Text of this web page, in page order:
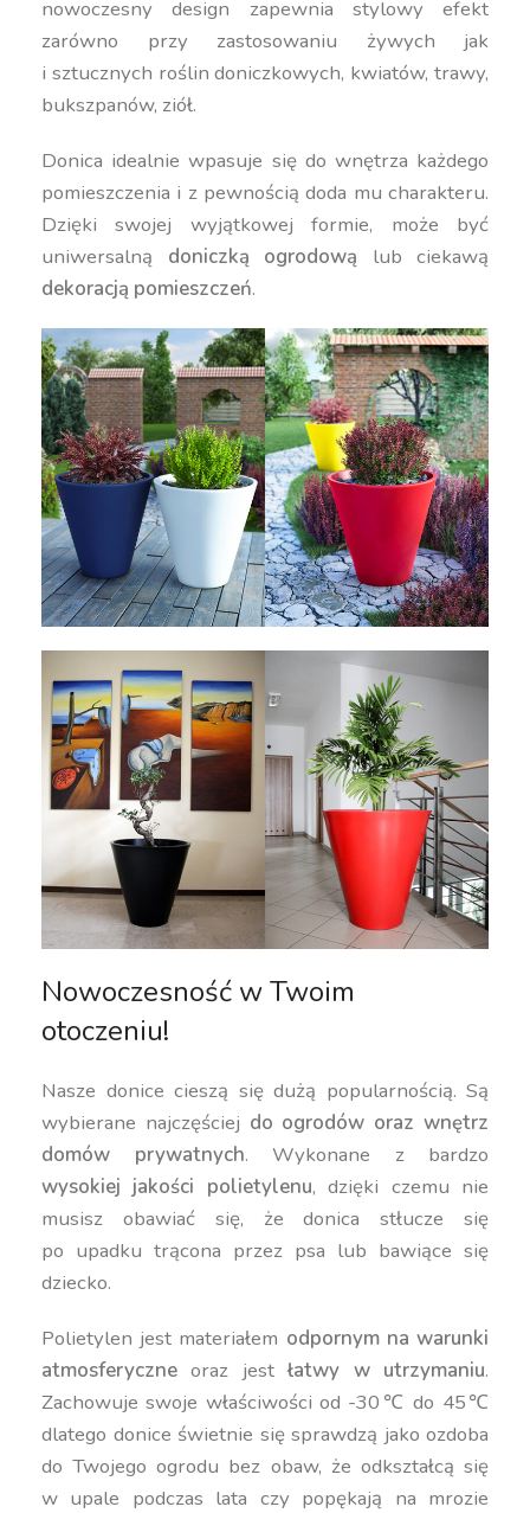
nowoczesny design zapewnia stylowy efekt
zarówno przy zastosowaniu żywych jak
i sztucznych roślin doniczkowych, kwiatów, trawy,
bukszpanów, ziół.
Donica idealnie wpasuje się do wnętrza każdego
pomieszczenia i z pewnością doda mu charakteru.
Dzięki swojej wyjątkowej formie, może być
uniwersalną doniczką ogrodową lub ciekawą
dekoracją pomieszczeń.
Nowoczesność w Twoim
otoczeniu!
Nasze donice cieszą się dużą popularnością. Są
wybierane najczęściej do ogrodów oraz wnętrz
domów prywatnych. Wykonane z bardzo
wysokiej jakości polietylenu, dzięki czemu nie
musisz obawiać się, że donica stłucze się
po upadku trącona przez psa lub bawiące się
dziecko.
Polietylen jest materiałem odpornym na warunki
atmosferyczne oraz jestłatwy w utrzymaniu.
Zachowuje swoje właściwości od -30℃ do 45℃
dlatego donice świetnie się sprawdzą jako ozdoba
do Twojego ogrodu bez obaw, że odkształcą się
w upale podczas lata czy popękają na mrozie